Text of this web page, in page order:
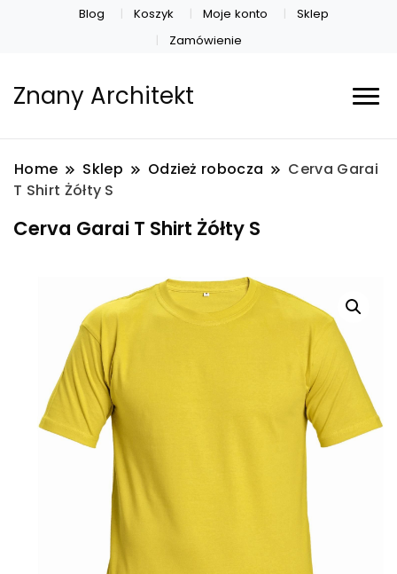
Blog Koszyk Moje konto
Sklep
Zamówienie
Znany Architekt
Home Sklep Odzież robocza
Cerva Garai
T Shirt Żółty S
Cerva Garai T Shirt Żółty S